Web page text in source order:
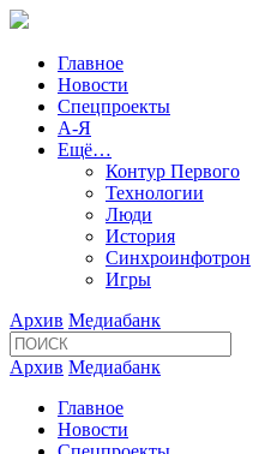
Главное
Новости
Спецпроекты
А-Я
Ещё…
Контур Первого
Технологии
Люди
История
Синхроинфотрон
Игры
Архив Медиабанк
Архив Медиабанк
Главное
Новости